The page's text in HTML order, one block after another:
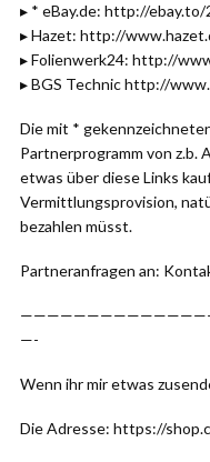
▸ * eBay.de: http://
▸ Hazet: http://
▸ Folienwerk24: http://
▸ BGS Technic http://
Die mit *
Partnerprogramm von z.b.
etwas über diese Links
Vermittlungsprovision,
bezahlen müsst.
Partneranfragen an:
—-
Wenn ihr mir etwas
Die Adresse: https://